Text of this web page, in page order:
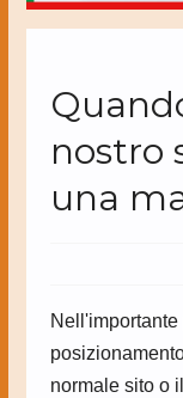
nostro
una
normale sito o